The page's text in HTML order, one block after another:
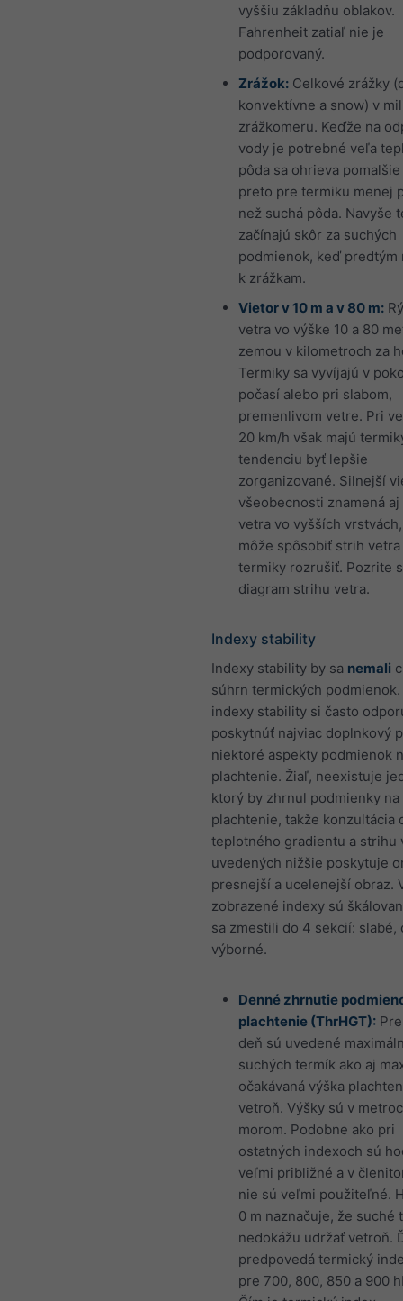
vyššiu základňu oblakov.
Fahrenheit zatiaľ nie je
podporovaný.
Zrážok: Celkové zrážky
konvektívne a snow) v
zrážkomeru. Keďže na
vody je potrebné veľa
pôda sa ohrieva pomalšie
preto pre termiku menej
než suchá pôda. Navyše
začínajú skôr za suchých
podmienok, keď predtým
k zrážkam.
Vietor v 10 m a v 80 m:
vetra vo výške 10 a 80
zemou v kilometroch za
Termiky sa vyvíjajú v
počasí alebo pri slabom,
premenlivom vetre. Pri
20 km/h však majú
tendenciu byť lepšie
zorganizované. Silnejší
všeobecnosti znamená aj
vetra vo vyšších
môže spôsobiť strih vetra
termiky rozrušiť. Pozrite
diagram strihu vetra.
Indexy stability
Indexy stability by sa nemali
súhrn termických podmienok.
indexy stability si často
poskytnúť najviac doplnkový
niektoré aspekty podmienok
plachtenie. Žiaľ, neexistuje
ktorý by zhrnul podmienky na
plachtenie, takže konzultácia
teplotného gradientu a strihu
uvedených nižšie poskytuje
presnejší a ucelenejší obraz.
zobrazené indexy sú
sa zmestili do 4 sekcií: slabé,
výborné.
Denné zhrnutie
plachtenie (ThrHGT):
deň sú uvedené
suchých termík ako aj
očakávaná výška
vetroň. Výšky sú v
morom. Podobne ako pri
ostatných indexoch sú
veľmi približné a v
nie sú veľmi použiteľné.
0 m naznačuje, že suché
nedokážu udržať vetroň.
predpovedá termický
pre 700, 800, 850 a 900